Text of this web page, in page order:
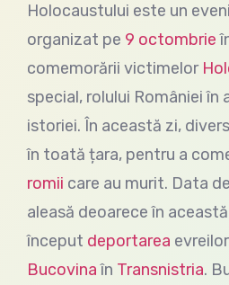
Holocaustului este un
organizat pe 9 octombrie
comemorării victimelor
special, rolului României în
istoriei. În această zi,
în toată țara, pentru a
romii care au murit. Data
aleasă deoarece în
început deportarea
Bucovinaîn Transnistria.